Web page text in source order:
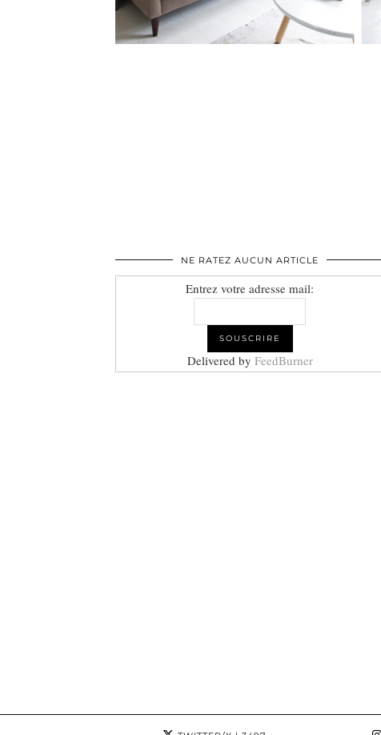
NE RATEZ AUCUN ARTICLE
Entrez votre adresse mail:
Delivered by FeedBurner